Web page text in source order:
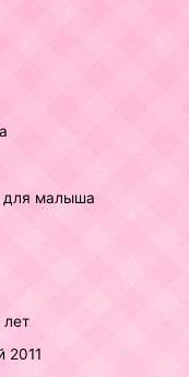
для малыша
лет
2011